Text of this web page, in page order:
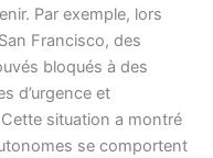
Par exemple, lors
Francisco, des
bloqués à des
d’urgence et
situation a montré
se comportent